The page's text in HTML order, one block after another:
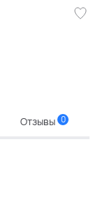
Отзывы 0